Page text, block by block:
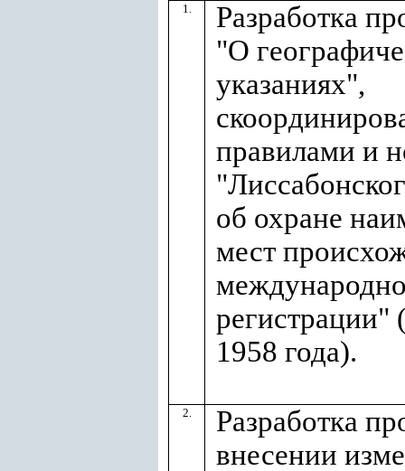
1.
Разработка
"О
указаниях",
правилами и
об охране
мест
регистрации"
1958 года).
2.
Разработка
внесении